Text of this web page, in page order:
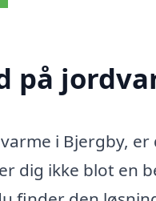
på
i Bjergby,
dig ikke blot en